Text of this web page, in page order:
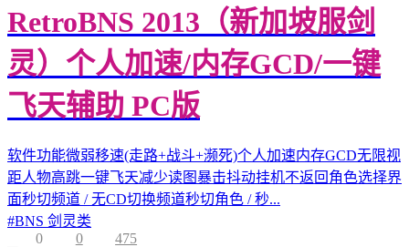
RetroBNS 2013（新加坡服剑
灵）个人加速/内存GCD/一键
飞天辅助 PC版
软件功能微弱移速(走路+战斗+濒死)个人加速内存GCD无限视
距人物高跳一键飞天减少读图暴击抖动挂机不返回角色选择界
面秒切频道 / 无CD切换频道秒切角色 / 秒...
#BNS 剑灵类
0
0 475